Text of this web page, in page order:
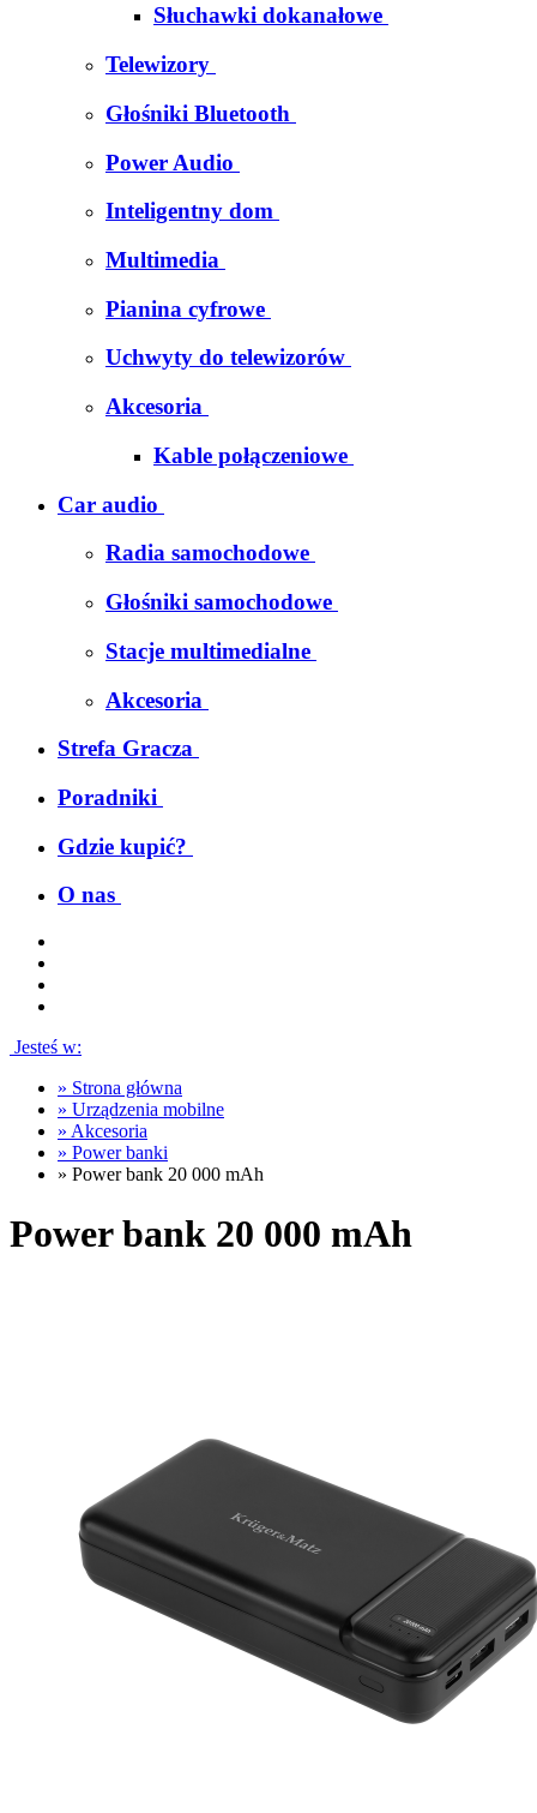
Słuchawki dokanałowe
Telewizory
Głośniki Bluetooth
Power Audio
Inteligentny dom
Multimedia
Pianina cyfrowe
Uchwyty do telewizorów
Akcesoria
Kable połączeniowe
Car audio
Radia samochodowe
Głośniki samochodowe
Stacje multimedialne
Akcesoria
Strefa Gracza
Poradniki
Gdzie kupić?
O nas
Jesteś w:
» Strona główna
» Urządzenia mobilne
» Akcesoria
» Power banki
» Power bank 20 000 mAh
Power bank 20 000 mAh